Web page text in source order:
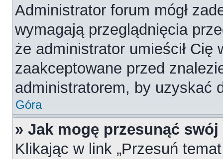
Administrator forum mógł
wymagają przeglądnięcia
że administrator umieścił
zaakceptowane przed
administratorem, by uzyskać
Góra
» Jak mogę przesunąć
Klikając w link „Przesuń